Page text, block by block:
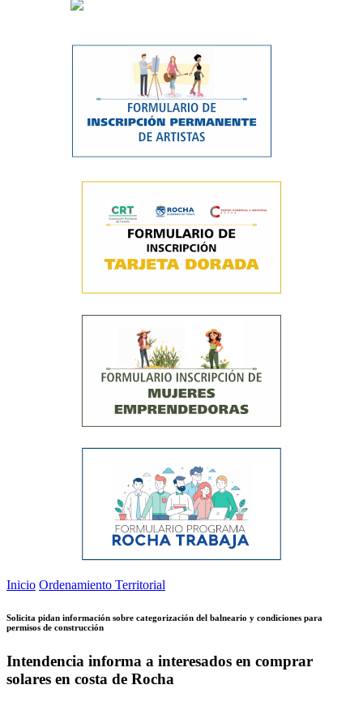
Inicio Ordenamiento Territorial
Solicita pidan información sobre categorización del balneario y condiciones para
permisos de construcción
Intendencia informa a interesados en comprar
solares en costa de Rocha